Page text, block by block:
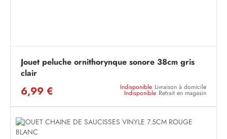
Jouet peluche ornithorynque sonore 38cm gris
clair
6,99 € Indisponible Livraison à domicile
Indisponible Retrait en magasin